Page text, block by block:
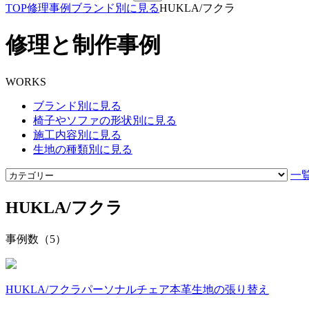
TOP修理事例 ブランド別に見るHUKLA/フクラ
修理と制作事例
WORKS
ブランド別に見る
椅子やソファの形状別に見る
施工内容別に見る
生地の種類別に見る
一
HUKLA/フクラ
事例数（5）
HUKLA/フクラパーソナルチェア本革生地の張り替え